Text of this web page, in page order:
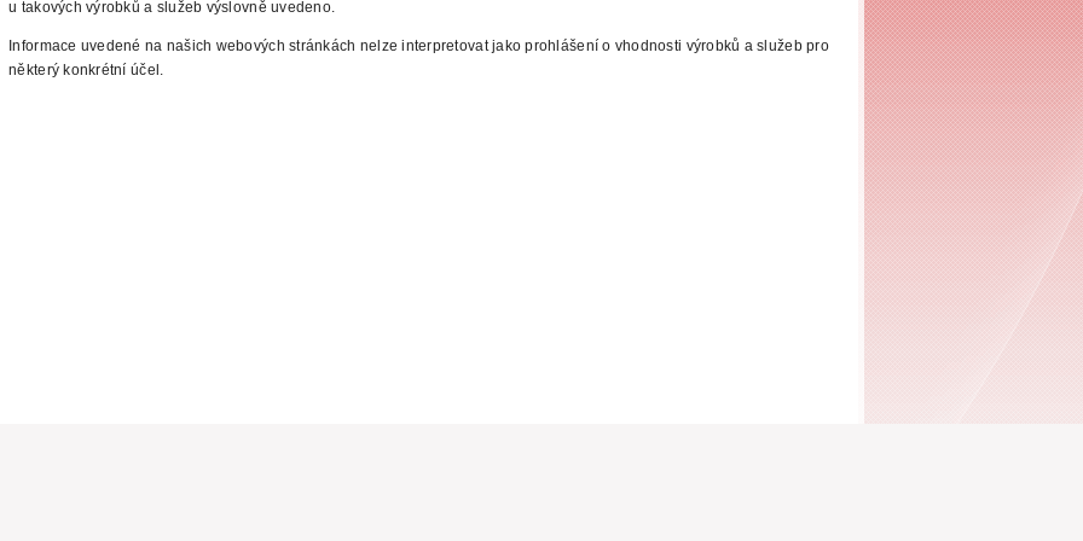
u takových výrobků a služeb výslovně uvedeno.
Informace uvedené na našich webových stránkách nelze interpretovat jako prohlášení o vhodnosti výrobků a služeb pro
některý konkrétní účel.